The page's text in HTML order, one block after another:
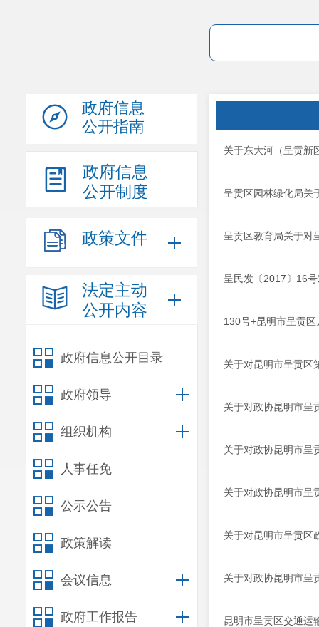
政府信息
公开指南
政府信息
公开制度
政策文件
法定主动
公开内容
政府信息公开目录
政府领导
组织机构
人事任免
公示公告
政策解读
会议信息
政府工作报告
关于东大河（呈贡新
呈贡区园林绿化局关
呈贡区教育局关于对
呈民发〔2017〕16
130号+昆明市呈贡
关于对昆明市呈贡区
关于对政协昆明市呈
关于对政协昆明市呈
关于对政协昆明市呈
关于对昆明市呈贡区
关于对政协昆明市呈
昆明市呈贡区交通运